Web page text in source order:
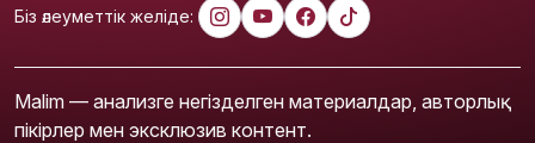
Біз әлеуметтік желіде:
Malim — анализге негізделген материалдар, авторлық
пікірлер мен эксклюзив контент.